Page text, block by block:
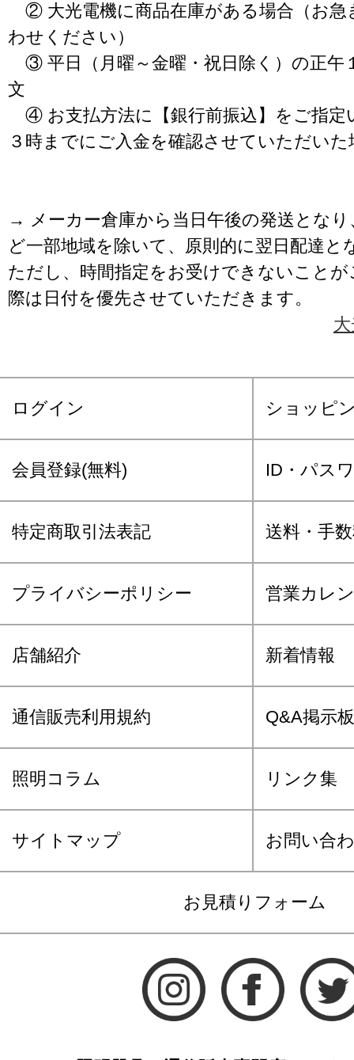
② 大光電機に商品在庫がある場合（お急
わせください）
③ 平日（月曜～金曜・祝日除く）の正午
文
④ お支払方法に【銀行前振込】をご指定
３時までにご入金を確認させていただいた
→ メーカー倉庫から当日午後の発送となり
ど一部地域を除いて、原則的に翌日配達と
ただし、時間指定をお受けできないこと
際は日付を優先させていただきます。
ログイン ショッピ
会員登録(無料) ID・パス
特定商取引法表記 送料・手
プライバシーポリシー 営業カレ
店舗紹介 新着情報
通信販売利用規約 Q&A掲示板
照明コラム リンク集
サイトマップ お問い合
お見積りフォーム